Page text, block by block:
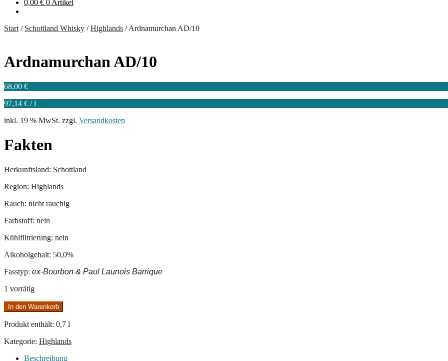
0,00 € 0 Artikel
Start / Schottland Whisky /Highlands /Ardnamurchan AD/10
Ardnamurchan AD/10
68,00 €
97,14 € /l
inkl. 19 % MwSt. zzgl. Versandkosten
Fakten
Herkunftsland: Schottland
Region: Highlands
Rauch: nicht rauchig
Farbstoff: nein
Kühlfiltrierung: nein
Alkoholgehalt: 50,0%
Fasstyp: ex-Bourbon & Paul Launois Barrique
1 vorrätig
Ardnamurchan
AD/10
Menge
In den Warenkorb
Produkt enthält: 0,7 l
Kategorie: Highlands
Beschreibung